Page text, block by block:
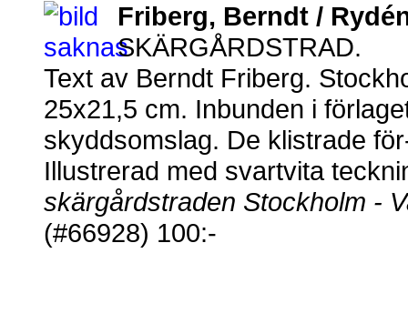
Friberg, Berndt /
SKÄRGÅRDSTRAD.
Text av Berndt Friberg.
25x21,5 cm. Inbunden i
skyddsomslag. De klistrade
Illustrerad med svartvita
skärgårdstraden Stockholm -
(#66928) 100:-